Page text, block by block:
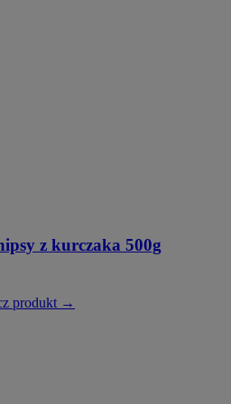
z kurczaka 500g
produkt →